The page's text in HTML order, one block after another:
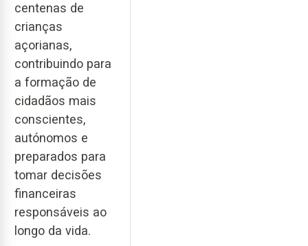
centenas de
crianças
açorianas,
contribuindo para
a formação de
cidadãos mais
conscientes,
autónomos e
preparados para
tomar decisões
financeiras
responsáveis ao
longo da vida.